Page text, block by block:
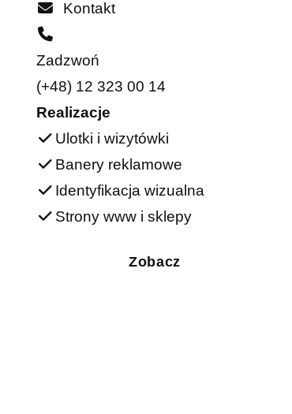
Kontakt
Zadzwoń
(+48) 12 323 00 14
Realizacje
Ulotki i wizytówki
Banery reklamowe
Identyfikacja wizualna
Strony www i sklepy
Zobacz